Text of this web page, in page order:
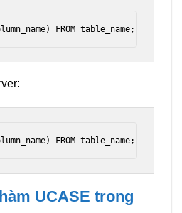
FROM table_name;
FROM table_name;
UCASE trong